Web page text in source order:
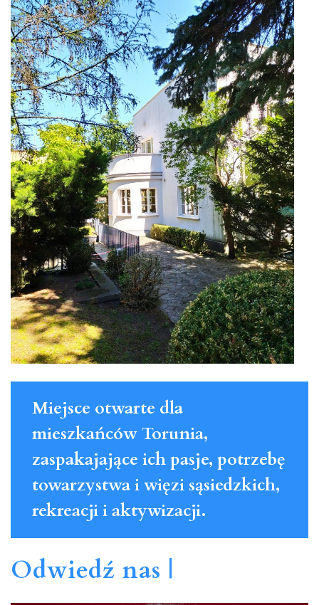
Miejsce otwarte dla
mieszkańców Torunia,
zaspakajające ich pasje, potrzebę
towarzystwa i więzi sąsiedzkich,
rekreacji i aktywizacji.
Odwiedź nas |